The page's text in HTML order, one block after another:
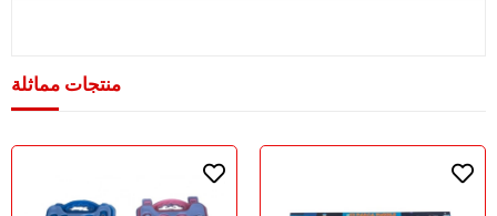
منتجات مماثلة